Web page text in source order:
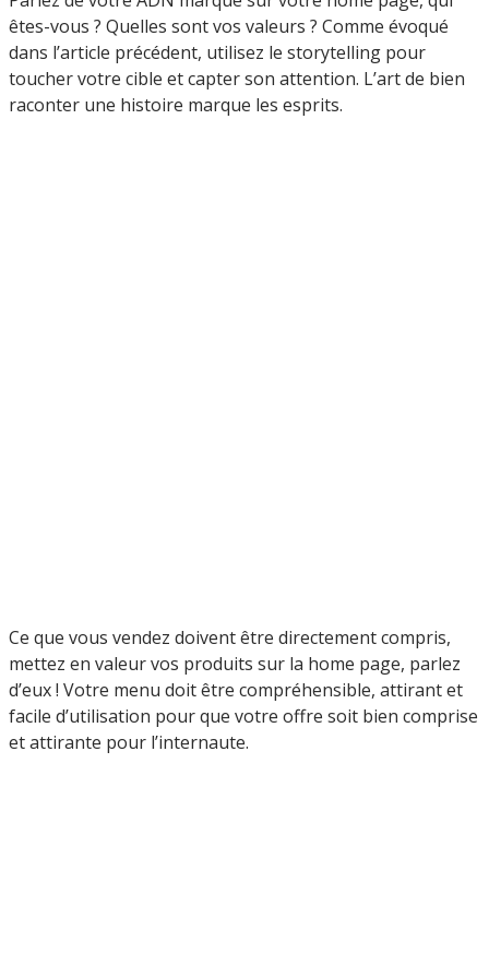
êtes-vous ? Quelles sont vos valeurs ? Comme évoqué
dans l’article précédent, utilisez le storytelling pour
toucher votre cible et capter son attention. L’art de bien
raconter une histoire marque les esprits.
Ce que vous vendez doivent être directement compris,
mettez en valeur vos produits sur la home page, parlez
d’eux ! Votre menu doit être compréhensible, attirant et
facile d’utilisation pour que votre offre soit bien comprise
et attirante pour l’internaute.